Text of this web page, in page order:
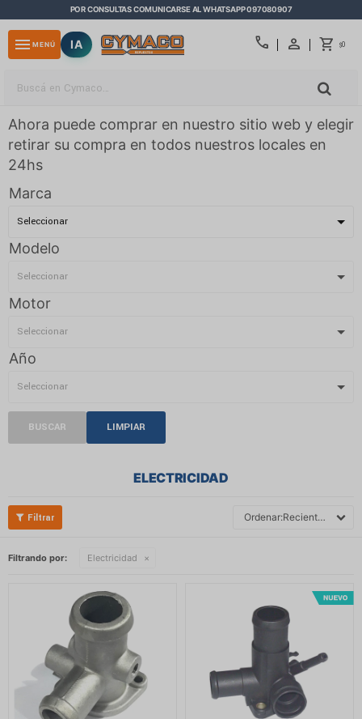
POR CONSULTAS COMUNICARSE AL WHATSAPP 097080907
call $0
menu MENÚ IA
Ahora puede comprar en nuestro sitio web y elegir
retirar su compra en todos nuestros locales en
24hs
Marca
Modelo
Motor
Año
BUSCAR LIMPIAR
ELECTRICIDAD
Recientes
Filtrando por: Electricidad
close